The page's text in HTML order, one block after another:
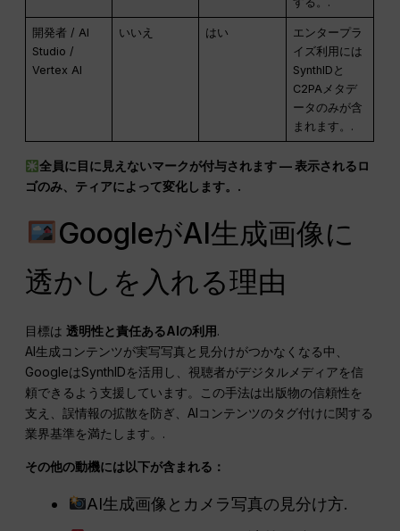
開発者 / AI
Studio /
Vertex AI
いいえ はい
エンタープラ
イズ利用には
SynthIDと
C2PAメタデ
ータのみが含
まれます。.
全員に目に見えないマークが付与されます — 表示されるロ
ゴのみ、ティアによって変化します。.
GoogleがAI生成画像に
透かしを入れる理由
目標は透明性と責任あるAIの利用.
AI生成コンテンツが実写写真と見分けがつかなくなる中、
GoogleはSynthIDを活用し、視聴者がデジタルメディアを信
頼できるよう支援しています。この手法は出版物の信頼性を
支え、誤情報の拡散を防ぎ、AIコンテンツのタグ付けに関する
業界基準を満たします。.
その他の動機には以下が含まれる：
AI生成画像とカメラ写真の見分け方.